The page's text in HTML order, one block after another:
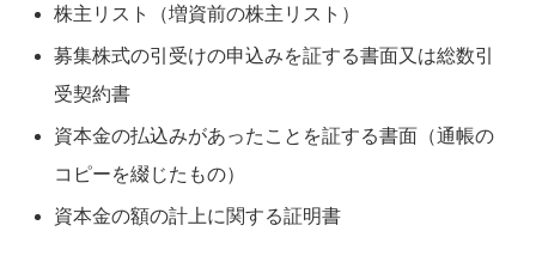
株主リスト（増資前の株主リスト）
募集株式の引受けの申込みを証する書面又は総数引
受契約書
資本金の払込みがあったことを証する書面（通帳の
コピーを綴じたもの）
資本金の額の計上に関する証明書